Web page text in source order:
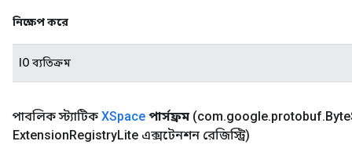
নিক্ষেপ করে
IO ব্যতিক্রম
পাবলিক স্ট্যাটিক XSpace পার্সফ্রম (com.google.protobuf.Byte
ExtensionRegistryLite এক্সটেনশন রেজিস্ট্রি)